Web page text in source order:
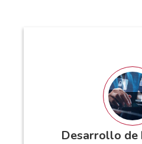
Desarrollo de